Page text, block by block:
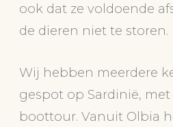
ook dat ze voldoende
de dieren niet te storen.
Wij hebben meerdere
gespot op Sardinië,
boottour. Vanuit Olbia